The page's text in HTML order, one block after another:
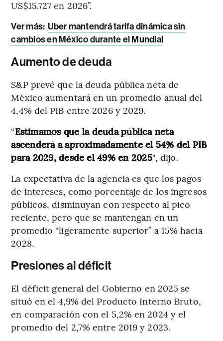
US$15.727 en 2026”.
Ver más: Uber mantendrá tarifa dinámica sin
cambios en México durante el Mundial
Aumento de deuda
S&P prevé que la deuda pública neta de
México aumentará en un promedio anual del
4,4% del PIB entre 2026 y 2029.
“Estimamos que la deuda pública neta
ascenderá a aproximadamente el 54% del PIB
para 2029, desde el 49% en 2025″, dijo.
La expectativa de la agencia es que los pagos
de intereses, como porcentaje de los ingresos
públicos, disminuyan con respecto al pico
reciente, pero que se mantengan en un
promedio “ligeramente superior” a 15% hacia
2028.
Presiones al déficit
El déficit general del Gobierno en 2025 se
situó en el 4,9% del Producto Interno Bruto,
en comparación con el 5,2% en 2024 y el
promedio del 2,7% entre 2019 y 2023.